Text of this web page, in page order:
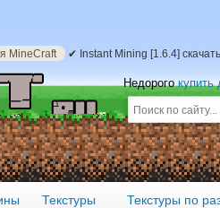
MineCraft ✔ Instant Mining [1.6.4]
Недорогокупить
Текстуры Текстуры по